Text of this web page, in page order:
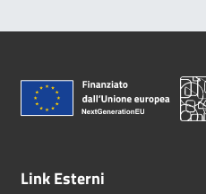
Link Esterni